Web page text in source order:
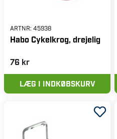
ARTNR: 45938
Habo Cykelkrog, drejelig
76 kr
LÆG I INDKØBSKURV